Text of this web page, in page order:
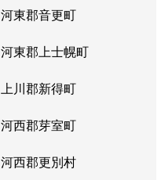
河東郡音更町
河東郡上士幌町
上川郡新得町
河西郡芽室町
河西郡更別村